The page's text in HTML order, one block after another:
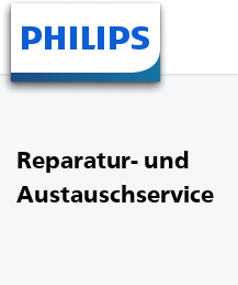
Reparatur- und
Austauschservice